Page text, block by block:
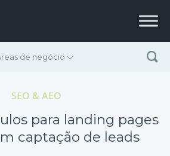
de negócio
SEO & AEO
para landing pages
captação de leads